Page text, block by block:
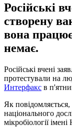
Російські
створену
вона
немає.
Російські вчені
протестували на
Интерфакс в
Як
національного
мікробіології